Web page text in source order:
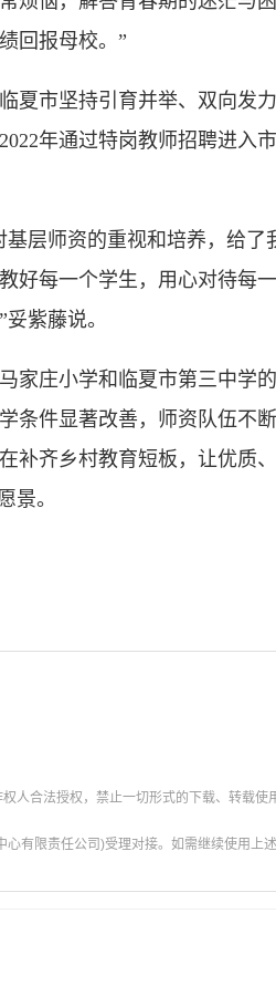
回报母校。”
市坚持引育并举、双向发
年通过特岗教师招聘进入
师资的重视和培养，给了
好每一个学生，用心对待每
紫藤说。
庄小学和临夏市第三中学
条件显著改善，师资队伍不
补齐乡村教育短板，让优质
景。
合法授权，禁止一切形式的下载、转载使
有限责任公司)受理对接。如需继续使用上